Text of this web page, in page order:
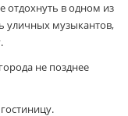
отдохнуть в одном из
уличных музыкантов,
не позднее